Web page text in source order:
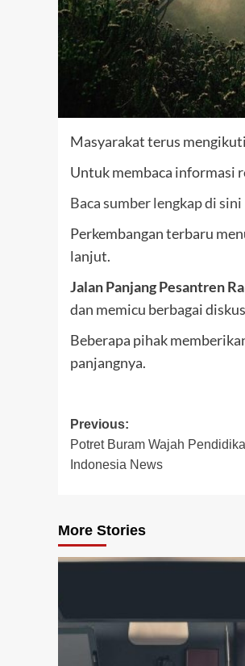
Masyarakat terus
Untuk membaca informasi
Baca sumber lengkap di sini
Perkembangan terbaru
lanjut.
Jalan Panjang Pesantren
dan memicu berbagai
Beberapa pihak
panjangnya.
Post
navigation
Previous:
Potret Buram Wajah
Indonesia News
More Stories